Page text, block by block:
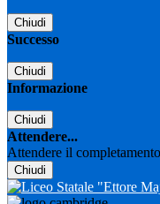
Chiudi
Successo
Chiudi
Informazione
Chiudi
Attendere...
Attendere il
Chiudi